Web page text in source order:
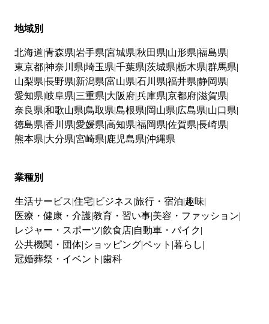
地域別
北海道 青森県 岩手県 宮城県 秋田県 山形県 福島県
東京都神奈川県 埼玉県 千葉県 茨城県 栃木県 群馬県
山梨県 長野県 新潟県 富山県 石川県 福井県 静岡県
愛知県 岐阜県 三重県 大阪府兵庫県 京都府滋賀県
奈良県 和歌山県 鳥取県 島根県 岡山県 広島県 山口県
徳島県 香川県 愛媛県 高知県 福岡県 佐賀県 長崎県
熊本県 大分県 宮崎県 鹿児島県 沖縄県
業種別
生活サービス 住宅 ビジネス 旅行・宿泊 趣味
医療・健康・介護教育・習い事 美容・ファッション
レジャー・スポーツ 飲食店 自動車・バイク
公共機関・団体 ショッピングペット 暮らし
冠婚葬祭・イベント 歯科